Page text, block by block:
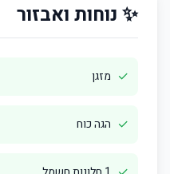
✨ נוחות ואבזור
✓ מזגן
✓ הגה כוח